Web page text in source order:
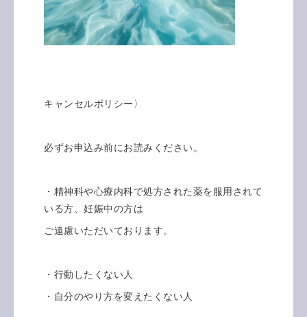
キャンセルポリシー〉
必ずお申込み前にお読みください。
・精神科や心療内科で処方された薬を服用されて
いる方、妊娠中の方は
ご遠慮いただいております。
・行動したくない人
・自分のやり方を変えたくない人